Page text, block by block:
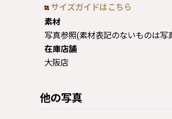
サイズガイドはこちら
素材
写真参照(素材表記のないものは写
在庫店舗
大阪店
他の写真